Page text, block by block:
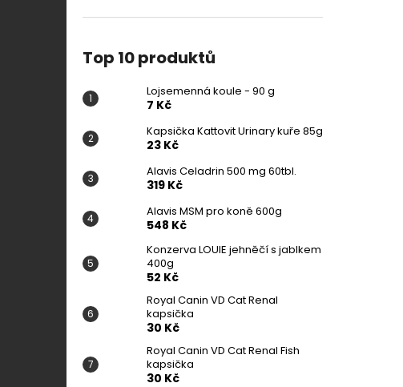
Top 10 produktů
Lojsemenná koule - 90 g
7 Kč
Kapsička Kattovit Urinary kuře 85g
23 Kč
Alavis Celadrin 500 mg 60tbl.
319 Kč
Alavis MSM pro koně 600g
548 Kč
Konzerva LOUIE jehněčí s jablkem
400g
52 Kč
Royal Canin VD Cat Renal
kapsička
30 Kč
Royal Canin VD Cat Renal Fish
kapsička
30 Kč